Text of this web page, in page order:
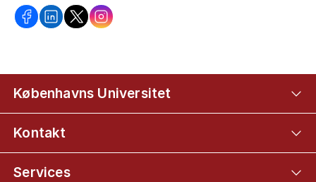
Københavns Universitet
Kontakt
Services